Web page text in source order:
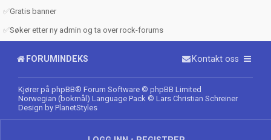
✅Gratis banner
✅Søker etter ny admin og ta over rock-forums
FORUMINDEKS Kontakt oss
Kjører på phpBB® Forum Software © phpBB Limited
Norwegian (bokmål) Language Pack © Lars Christian Schreiner
Design by PlanetStyles